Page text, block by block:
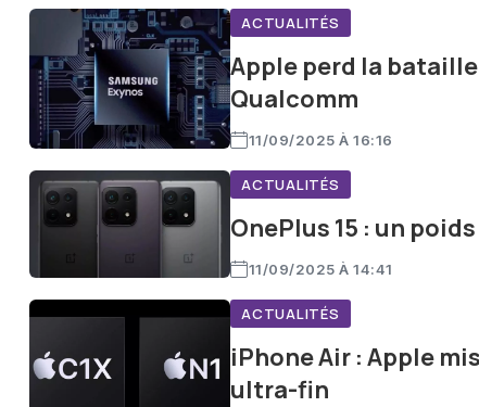
ACTUALITÉS
Apple perd la
Qualcomm
11/09/2025 À 16:16
ACTUALITÉS
OnePlus 15 : un
11/09/2025 À 14:41
ACTUALITÉS
iPhone Air : Apple
ultra-fin